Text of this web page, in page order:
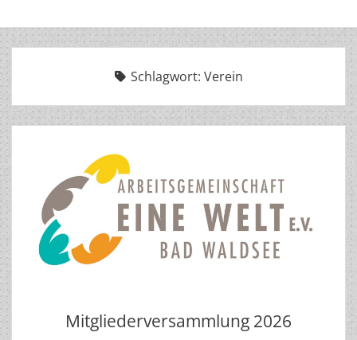
Schlagwort: Verein
Mitgliederversammlung 2026